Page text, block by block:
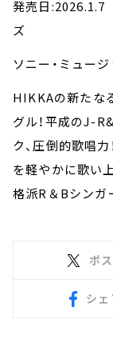
発売日:2026.1.7
ズ
ソニー・ミュー
HIKKAの新たな
グル！平成のJ-
ク、圧倒的歌唱
を軽やかに歌い
格派R＆Bシンガ
ポ
シェ